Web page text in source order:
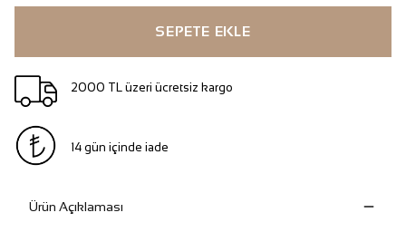
SEPETE EKLE
2000 TL üzeri ücretsiz kargo
14 gün içinde iade
Ürün Açıklaması